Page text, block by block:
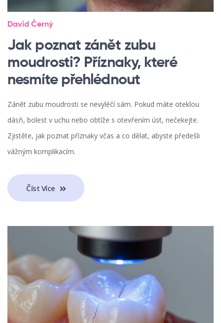
David Černý
Jak poznat zánět zubu
moudrosti? Příznaky, které
nesmíte přehlédnout
Zánět zubu moudrosti se nevyléčí sám. Pokud máte oteklou
dásň, bolest v uchu nebo obtíže s otevřením úst, nečekejte.
Zjistěte, jak poznat příznaky včas a co dělat, abyste předešli
vážným komplikacím.
Číst Více